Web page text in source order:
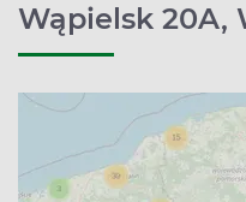
Wąpielsk 20A,